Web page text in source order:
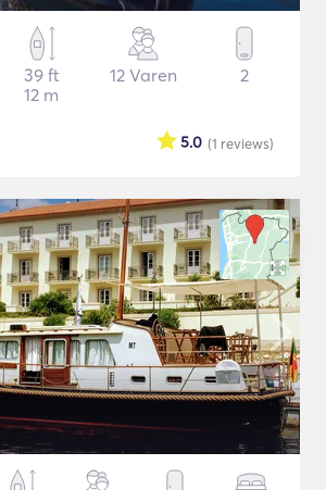
39 ft
12 m
12 Varen 2
(1 reviews)
5.0